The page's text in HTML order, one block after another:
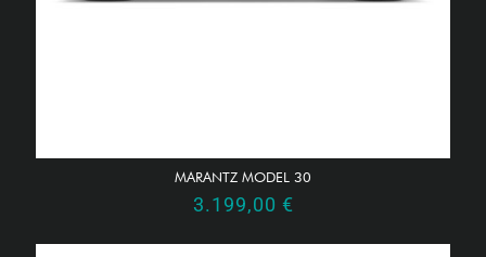
MARANTZ MODEL 30
3.199,00 €